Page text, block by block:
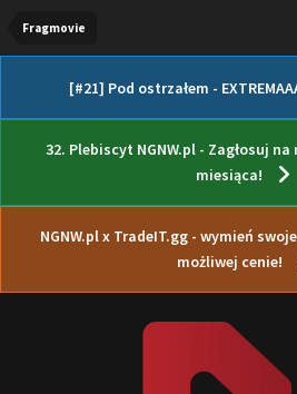
Fragmovie
[#21] Pod ostrzałem -
32. Plebiscyt NGNW.pl - Zagłosuj
miesiąca!
NGNW.pl x TradeIT.gg - wymień
możliwej cenie!